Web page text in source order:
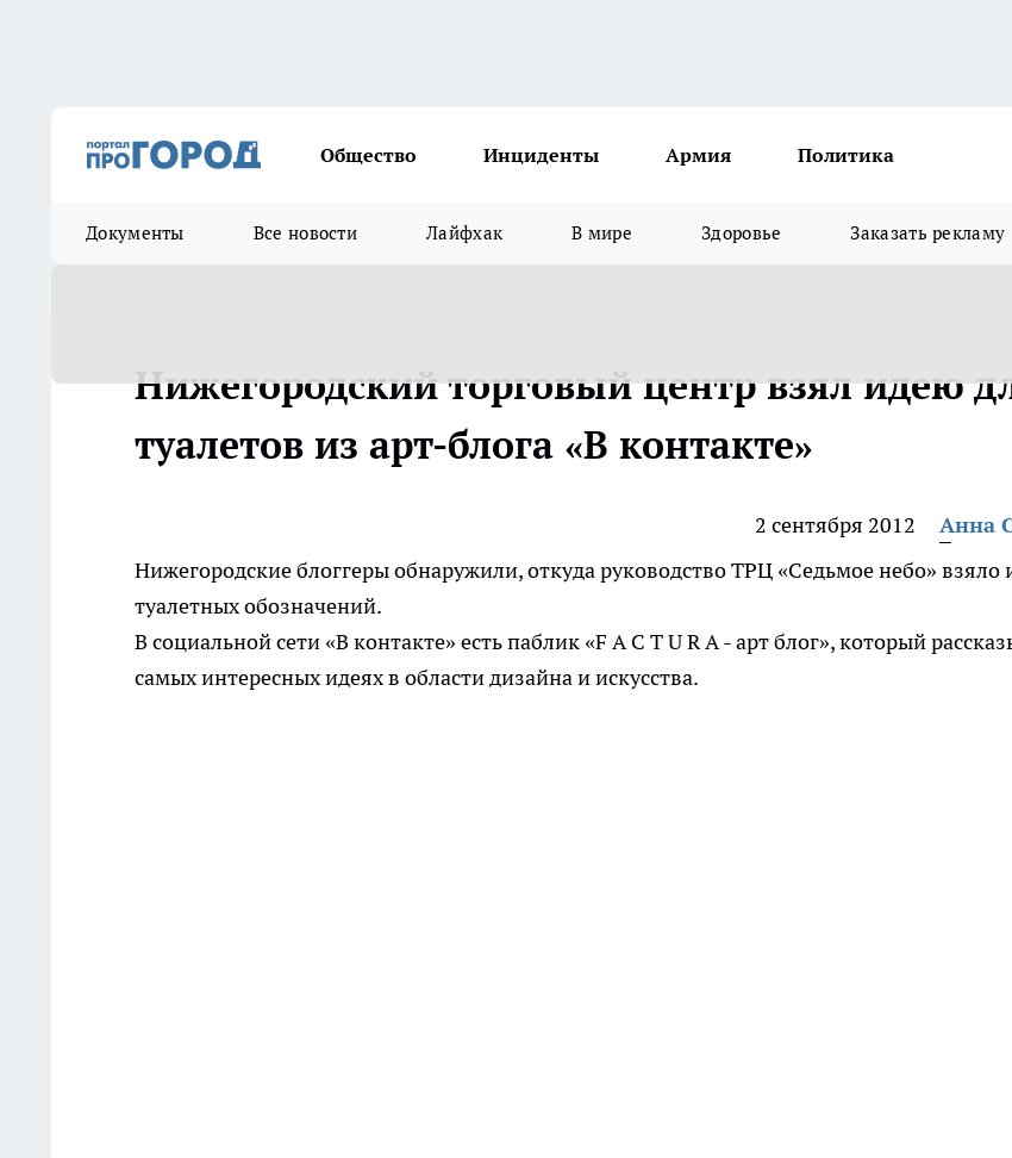
Общество Инциденты Армия Политика
Документы Все новости Лайфхак В мире Здоровье Заказать рекламу
Нижегородский торговый центр взял идею
туалетов из арт-блога «В контакте»
2 сентября 2012
Анна
Нижегородские блоггеры обнаружили, откуда руководство ТРЦ «Седьмое небо» взяло
туалетных обозначений.
В социальной сети «В контакте» есть паблик «F A C T U R A - арт блог», который
самых интересных идеях в области дизайна и искусства.